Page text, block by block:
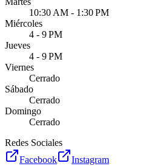
10:30 AM - 1:30 PM
Miércoles
4 - 9 PM
Jueves
4 - 9 PM
Viernes
Cerrado
Sábado
Cerrado
Domingo
Cerrado
Redes Sociales
Facebook
Instagram